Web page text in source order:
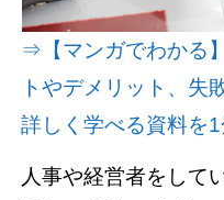
⇒【マンガでわかる
トやデメリット、失
詳しく学べる資料を
人事や経営者をして